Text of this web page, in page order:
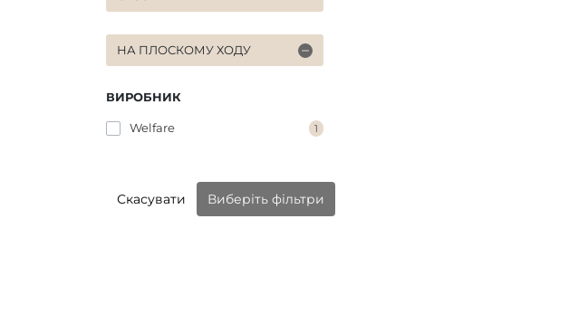
НА ПЛОСКОМУ ХОДУ
ВИРОБНИК
Welfare 1
Скасувати Виберіть фільтри